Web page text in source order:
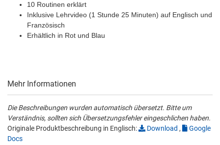
10 Routinen erklärt
Inklusive Lehrvideo (1 Stunde 25 Minuten) auf Englisch und
Französisch
Erhältlich in Rot und Blau
Mehr Informationen
Die Beschreibungen wurden automatisch übersetzt. Bitte um
Verständnis, sollten sich Übersetzungsfehler eingeschlichen haben.
Originale Produktbeschreibung in Englisch:
Download ,
Google
Docs